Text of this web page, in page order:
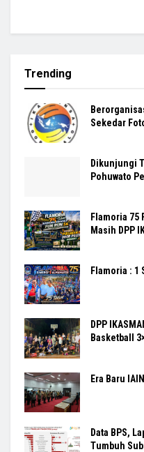
Trending
Sekedar
Dikunjungi
Pohuwato
Flamoria 75
Masih DPP
Flamoria : 1
DPP
Basketball
Era Baru
Data BPS,
Tumbuh